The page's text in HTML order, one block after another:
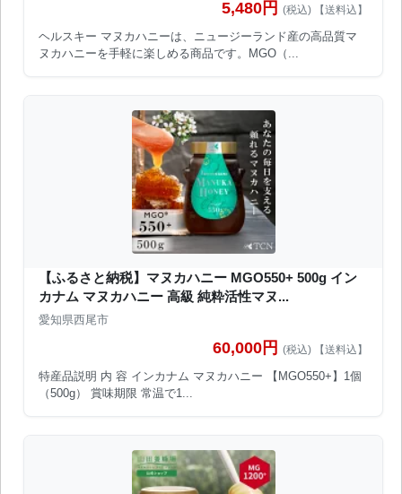
5,480円 (税込) 【送料込】
ヘルスキー マヌカハニーは、ニュージーランド産の高品質マ
ヌカハニーを手軽に楽しめる商品です。MGO（...
【ふるさと納税】マヌカハニー MGO550+ 500g イン
カナム マヌカハニー 高級 純粋活性マヌ...
愛知県西尾市
60,000円 (税込) 【送料込】
特産品説明 内 容 インカナム マヌカハニー 【MGO550+】1個
（500g） 賞味期限 常温で1...